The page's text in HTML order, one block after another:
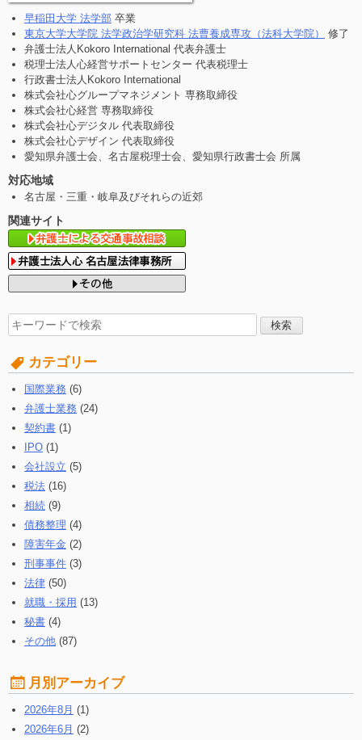
早稲田大学 法学部 卒業
東京大学大学院 法学政治学研究科 法曹養成専攻（法科大学院）
修了
弁護士法人Kokoro International 代表弁護士
税理士法人心経営サポートセンター 代表税理士
行政書士法人Kokoro International
株式会社心グループマネジメント 専務取締役
株式会社心経営 専務取締役
株式会社心デジタル 代表取締役
株式会社心デザイン 代表取締役
愛知県弁護士会、名古屋税理士会、愛知県行政書士会 所属
対応地域
名古屋・三重・岐阜及びそれらの近郊
関連サイト
検
索
す
る:
カテゴリー
国際業務 (6)
弁護士業務 (24)
契約書 (1)
IPO (1)
会社設立 (5)
税法 (16)
相続 (9)
債務整理 (4)
障害年金 (2)
刑事事件 (3)
法律 (50)
就職・採用 (13)
秘書 (4)
その他 (87)
月別アーカイブ
2026年8月 (1)
2026年6月 (2)